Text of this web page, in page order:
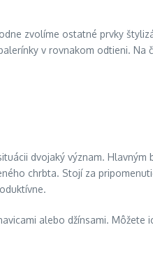
zvolíme ostatné prvky
v rovnakom odtieni.
dvojaký význam.
chrbta. Stojí za
alebo džínsami.